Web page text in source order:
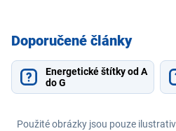
Doporučené články
Energetické štítky od A
do G
Použité obrázky jsou pouze